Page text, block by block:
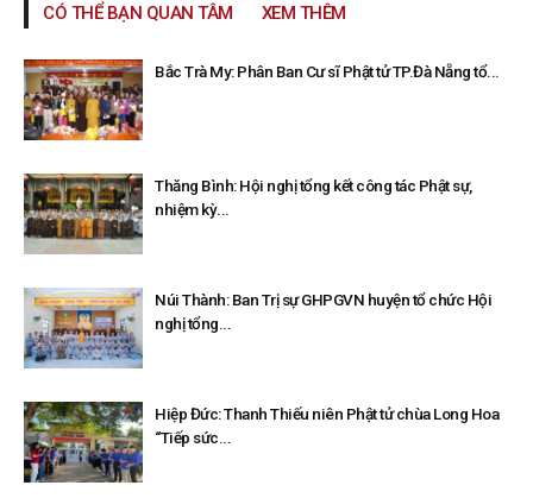
CÓ THỂ BẠN QUAN TÂM XEM THÊM
Bắc Trà My: Phân Ban Cư sĩ Phật tử TP.Đà Nẵng tổ...
Thăng Bình: Hội nghị tổng kết công tác Phật sự,
nhiệm kỳ...
Núi Thành: Ban Trị sự GHPGVN huyện tổ chức Hội
nghị tổng...
Hiệp Đức: Thanh Thiếu niên Phật tử chùa Long Hoa
“Tiếp sức...